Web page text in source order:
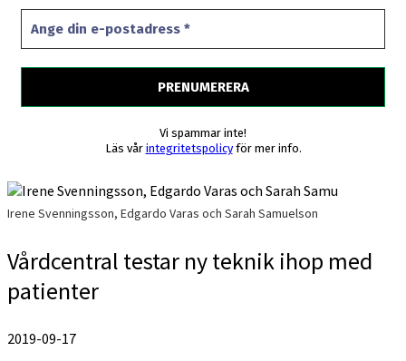
Vi spammar inte!
Läs vår integritetspolicyför mer info.
Irene Svenningsson, Edgardo Varas och Sarah Samuelson
Vårdcentral testar ny teknik ihop med
patienter
2019-09-17